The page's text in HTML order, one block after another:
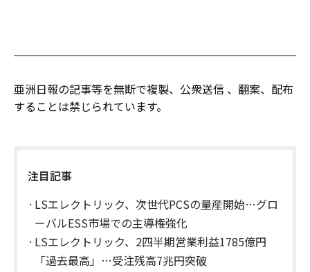
亜洲日報の記事等を無断で複製、公衆送信 、翻案、配布
することは禁じられています。
注目記事
LSエレクトリック、次世代PCSの量産開始…グロ
ーバルESS市場での主導権強化
LSエレクトリック、2四半期営業利益1785億円
「過去最高」…受注残高7兆円突破